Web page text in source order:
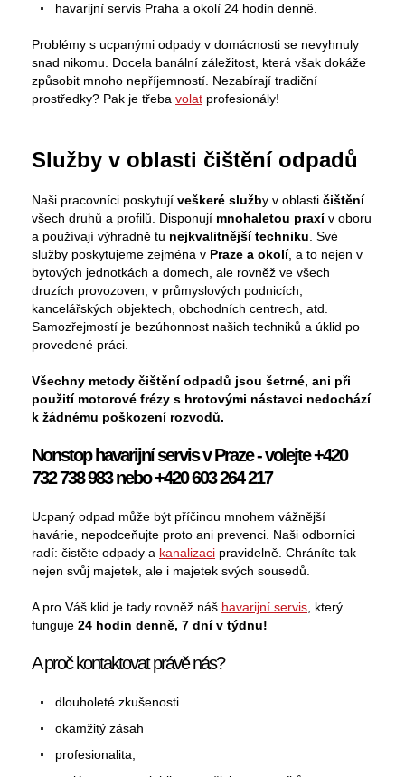
havarijní servis Praha a okolí 24 hodin denně.
Problémy s ucpanými odpady v domácnosti se nevyhnuly
snad nikomu. Docela banální záležitost, která však dokáže
způsobit mnoho nepříjemností. Nezabírají tradiční
prostředky? Pak je třeba volat profesionály!
Služby v oblasti čištění odpadů
Naši pracovníci poskytují veškeré služby v oblasti čištění
všech druhů a profilů. Disponují mnohaletou praxív oboru
a používají výhradně tu nejkvalitnější techniku . Své
služby poskytujeme zejména v Praze a okolí, a to nejen v
bytových jednotkách a domech, ale rovněž ve všech
druzích provozoven, v průmyslových podnicích,
kancelářských objektech, obchodních centrech, atd.
Samozřejmostí je bezúhonnost našich techniků a úklid po
provedené práci.
Všechny metody čištění odpadů jsou šetrné, ani při
použití motorové frézy s hrotovými nástavci nedochází
k žádnému poškození rozvodů.
Nonstop havarijní servis v Praze - volejte +420
732 738 983 nebo +420 603 264 217
Ucpaný odpad může být příčinou mnohem vážnější
havárie, nepodceňujte proto ani prevenci. Naši odborníci
radí: čistěte odpady a kanalizaci pravidelně. Chráníte tak
nejen svůj majetek, ale i majetek svých sousedů.
A pro Váš klid je tady rovněž náš havarijní servis , který
funguje 24 hodin denně, 7 dní v týdnu!
A proč kontaktovat právě nás?
dlouholeté zkušenosti
okamžitý zásah
profesionalita,